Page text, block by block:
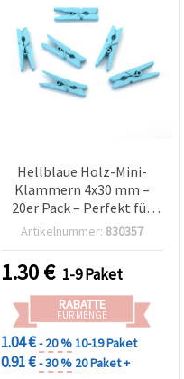
Hellblaue Holz-Mini-
Klammern 4x30 mm –
20er Pack – Perfekt für
Bastelideen, Fotodisplays
Artikelnummer: 830357
1.30€ 1-9 Paket
RABATTE
FÜR MENGE
1.04 €- 20 %10-19 Paket
0.91 €- 30 % 20 Paket +